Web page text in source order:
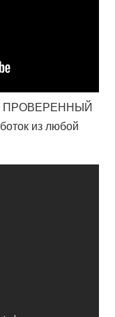
ПРОВЕРЕННЫЙ
из любой